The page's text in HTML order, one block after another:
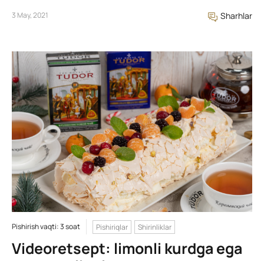
3 May, 2021 Sharhlar
Pishirish vaqti: 3 soat Pishiriqlar Shirinliklar
Videoretsept: limonli kurdga ega